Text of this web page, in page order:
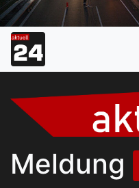
Meldung